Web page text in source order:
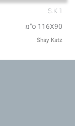
S.K 1
116X90 ס"מ
Shay Katz